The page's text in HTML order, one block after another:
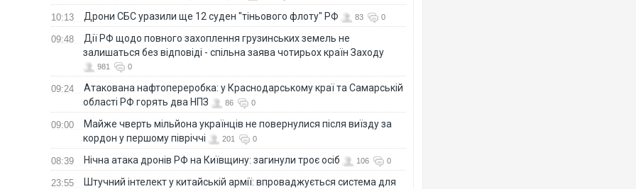
10:13 Дрони СБС уразили ще 12 суден "тіньового флоту" РФ 83 0
09:48
Дії РФ щодо повного захоплення грузинських земель не
залишаться без відповіді - спільна заява чотирьох країн Заходу
981 0
09:24
Атакована нафтопереробка: у Краснодарському краї та Самарській
області РФ горять два НПЗ
86 0
09:00
Майже чверть мільйона українців не повернулися після виїзду за
кордон у першому півріччі
201 0
08:39 Нічна атака дронів РФ на Київщину: загинули троє осіб 106 0
23:55
Штучний інтелект у китайській армії: впроваджується система для